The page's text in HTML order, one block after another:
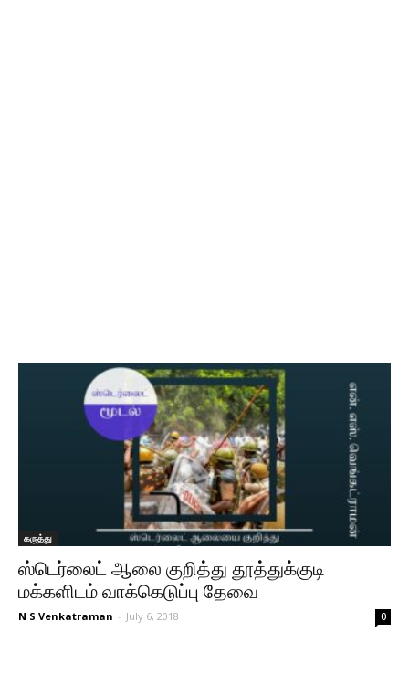
கருத்து
ஸ்டெர்லைட் ஆலை குறித்து தூத்துக்குடி
மக்களிடம் வாக்கெடுப்பு தேவை
N S Venkatraman - July 6, 2018 0